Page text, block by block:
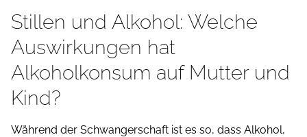
Stillen und Alkohol: Welche
Auswirkungen hat
Alkoholkonsum auf Mutter und
Kind?
Während der Schwangerschaft ist es so, dass Alkohol,